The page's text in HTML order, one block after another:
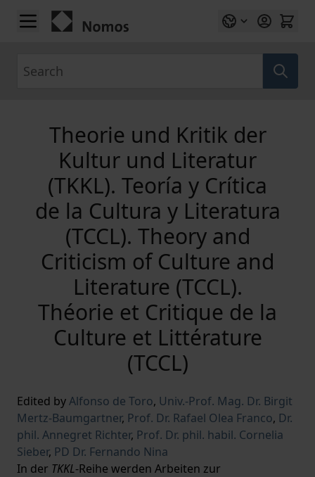
Skip to Content
Theorie und Kritik der
Kultur und Literatur
(TKKL). Teoría y Crítica
de la Cultura y Literatura
(TCCL). Theory and
Criticism of Culture and
Literature (TCCL).
Théorie et Critique de la
Culture et Littérature
(TCCL)
Edited byAlfonso de Toro, Univ.-Prof. Mag. Dr. Birgit
Mertz-Baumgartner, Prof. Dr. Rafael Olea Franco, Dr.
phil. Annegret Richter, Prof. Dr. phil. habil. Cornelia
Sieber, PD Dr. Fernando Nina
In der TKKL-Reihe werden Arbeiten zur